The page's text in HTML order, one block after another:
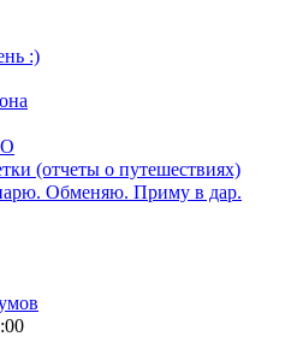
:)
(отчеты о путешествиях)
Обменяю. Приму в дар.